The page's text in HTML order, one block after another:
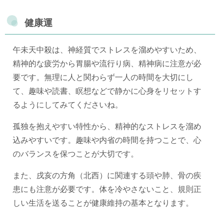
健康運
午未天中殺は、神経質でストレスを溜めやすいため、
精神的な疲労から胃腸や流行り病、精神病に注意が必
要です。無理に人と関わらず一人の時間を大切にし
て、趣味や読書、瞑想などで静かに心身をリセットす
るようにしてみてくださいね。
孤独を抱えやすい特性から、精神的なストレスを溜め
込みやすいです。趣味や内省の時間を持つことで、心
のバランスを保つことが大切です。
また、戌亥の方角（北西）に関連する頭や肺、骨の疾
患にも注意が必要です。体を冷やさないこと、規則正
しい生活を送ることが健康維持の基本となります。